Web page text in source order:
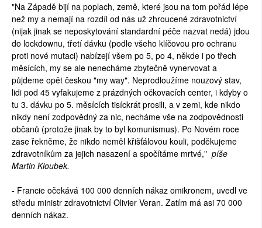
"Na Západě bijí na poplach, země, které jsou na tom pořád lépe
než my a nemají na rozdíl od nás už zhroucené zdravotnictví
(nijak jinak se neposkytování standardní péče nazvat nedá) jdou
do lockdownu, třetí dávku (podle všeho klíčovou pro ochranu
proti nové mutaci) nabízejí všem po 5, po 4, někde i po třech
měsících, my se ale nenecháme zbytečně vynervovat a
půjdeme opět českou "my way". Neprodloužíme nouzový stav,
lidi pod 45 vyfakujeme z prázdných očkovacích center, i kdyby o
tu 3. dávku po 5. měsících tisíckrát prosili, a v zemi, kde nikdo
nikdy není zodpovědný za nic, necháme vše na zodpovědnosti
občanů (protože jinak by to byl komunismus). Po Novém roce
zase řekněme, že nikdo neměl křišťálovou kouli, poděkujeme
zdravotníkům za jejich nasazení a spočítáme mrtvé," píše
Martin Kloubek.
- Francie očekává 100 000 denních nákaz omikronem, uvedl ve
středu ministr zdravotnictví Olivier Veran. Zatím má asi 70 000
denních nákaz.